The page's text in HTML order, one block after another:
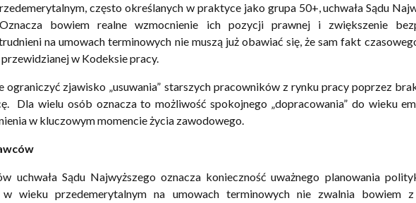
często określanych w praktyce jako grupa 50+, uchwała Sądu
Oznacza bowiem realne wzmocnienie ich pozycji prawnej i zwiększenie
na umowach terminowych nie muszą już obawiać się, że sam fakt
w Kodeksie pracy.
ograniczyć zjawisko „usuwania” starszych pracowników z rynku pracy poprzez
Dla wielu osób oznacza to możliwość spokojnego „dopracowania” do wieku
w kluczowym momencie życia zawodowego.
uchwała Sądu Najwyższego oznacza konieczność uważnego planowania
w wieku przedemerytalnym na umowach terminowych nie zwalnia bowiem